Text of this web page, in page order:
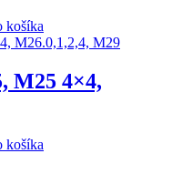
košíka
M25 4×4,
košíka